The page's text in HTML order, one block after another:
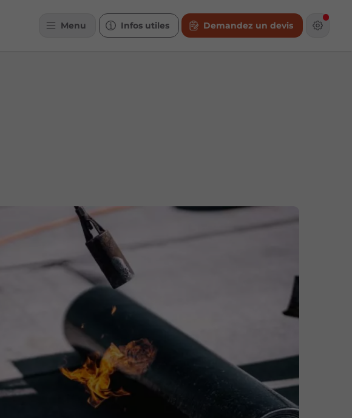
Menu Infos utiles Demandez un devis